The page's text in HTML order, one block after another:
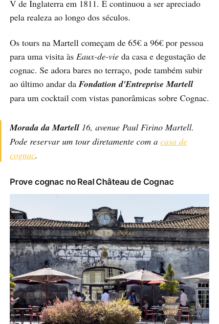
V de Inglaterra em 1811. E continuou a ser apreciado
pela realeza ao longo dos séculos.
Os tours na Martell começam de 65€ a 96€ por pessoa
para uma visita às Eaux-de-vie da casa e degustação de
cognac. Se adora bares no terraço, pode também subir
ao último andar da Fondation d'Entreprise Martell
para um cocktail com vistas panorâmicas sobre Cognac.
Morada da Martell 16, avenue Paul Firino Martell.
Pode reservar um tour diretamente com a casa de
cognac.
Prove cognac no Real Château de Cognac